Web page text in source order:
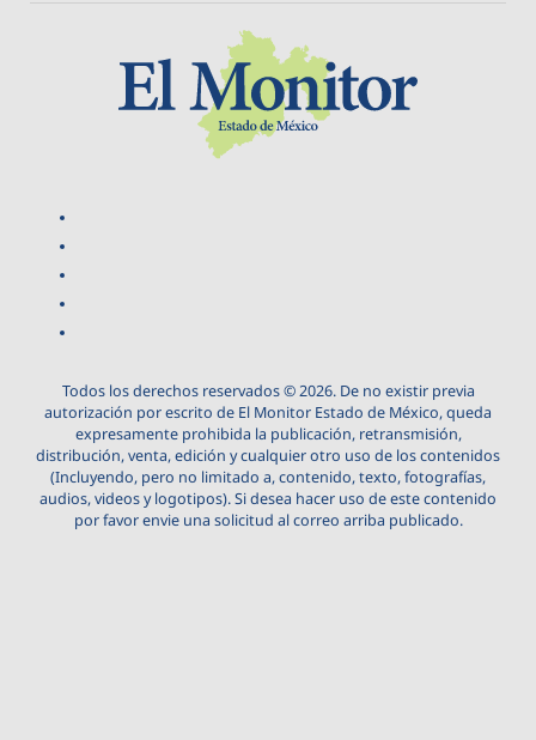
Todos los derechos reservados © 2026. De no existir previa
autorización por escrito de El Monitor Estado de México, queda
expresamente prohibida la publicación, retransmisión,
distribución, venta, edición y cualquier otro uso de los contenidos
(Incluyendo, pero no limitado a, contenido, texto, fotografías,
audios, videos y logotipos). Si desea hacer uso de este contenido
por favor envie una solicitud al correo arriba publicado.